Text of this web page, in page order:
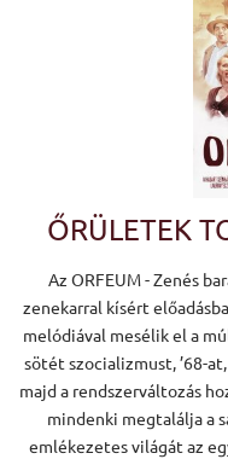
ŐRÜLETEK
Az ORFEUM - Zenés
zenekarral kísért
melódiával mesélik el a
sötét szocializmust, ’68-
majd a rendszerváltozás
mindenki megtalálja a
emlékezetes világát az